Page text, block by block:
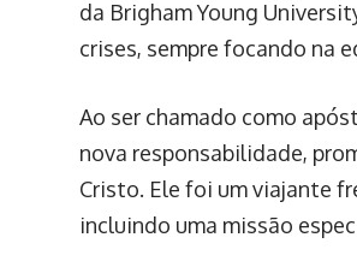
da Brigham Young
crises, sempre focando na
Ao ser chamado como
nova responsabilidade,
Cristo. Ele foi um viajante
incluindo uma missão